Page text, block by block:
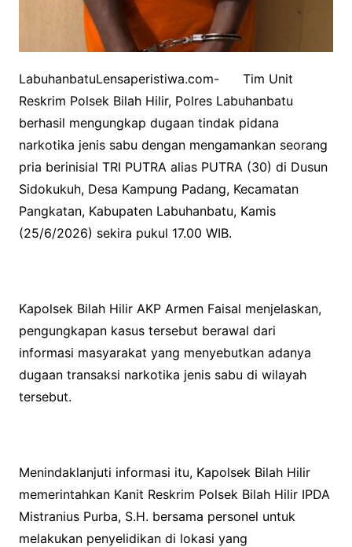
LabuhanbatuLensaperistiwa.com- Tim Unit
Reskrim Polsek Bilah Hilir, Polres Labuhanbatu
berhasil mengungkap dugaan tindak pidana
narkotika jenis sabu dengan mengamankan seorang
pria berinisial TRI PUTRA alias PUTRA (30) di Dusun
Sidokukuh, Desa Kampung Padang, Kecamatan
Pangkatan, Kabupaten Labuhanbatu, Kamis
(25/6/2026) sekira pukul 17.00 WIB.
Kapolsek Bilah Hilir AKP Armen Faisal menjelaskan,
pengungkapan kasus tersebut berawal dari
informasi masyarakat yang menyebutkan adanya
dugaan transaksi narkotika jenis sabu di wilayah
tersebut.
Menindaklanjuti informasi itu, Kapolsek Bilah Hilir
memerintahkan Kanit Reskrim Polsek Bilah Hilir IPDA
Mistranius Purba, S.H. bersama personel untuk
melakukan penyelidikan di lokasi yang